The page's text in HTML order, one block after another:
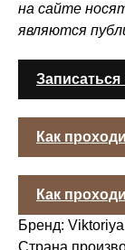
на сайте
являются
Как
Как
Бренд: